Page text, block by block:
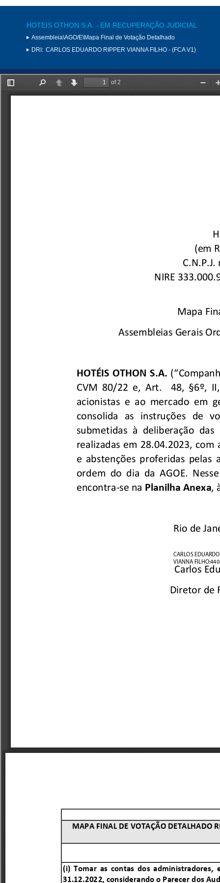
HOTEIS OTHON S.A. - EM RECUPERAÇÃO JUDICIAL
Assembleia\AGO/E\Mapa Final de Votação Detalhado
DRI: CARLOS EDUARDO RIPPER VIANNA FILHO - (FCA V1)